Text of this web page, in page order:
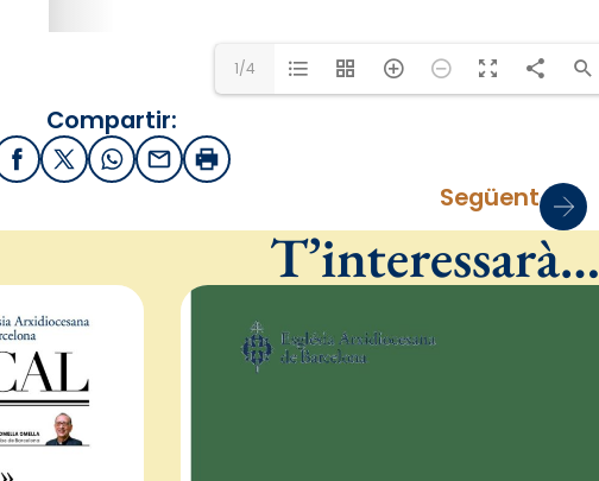
1/4
Compartir:
FacebookX / Twitter
WhatsApp
EmailImprimir
Següent
T’interessarà…